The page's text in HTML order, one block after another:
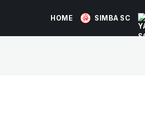
HOME SIMBA SC